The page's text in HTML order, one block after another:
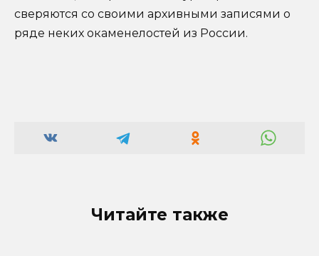
сверяются со своими архивными записями о
ряде неких окаменелостей из России.
Читайте также